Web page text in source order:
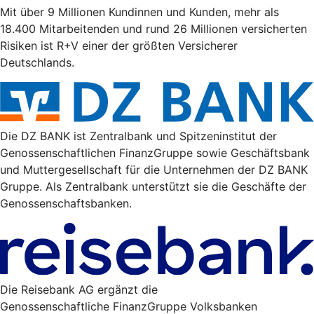
Mit über 9 Millionen Kundinnen und Kunden, mehr als
18.400 Mitarbeitenden und rund 26 Millionen versicherten
Risiken ist R+V einer der größten Versicherer
Deutschlands.
Die DZ BANK ist Zentralbank und Spitzeninstitut der
Genossenschaftlichen FinanzGruppe sowie Geschäftsbank
und Muttergesellschaft für die Unternehmen der DZ BANK
Gruppe. Als Zentralbank unterstützt sie die Geschäfte der
Genossenschaftsbanken.
Die Reisebank AG ergänzt die
Genossenschaftliche FinanzGruppe Volksbanken